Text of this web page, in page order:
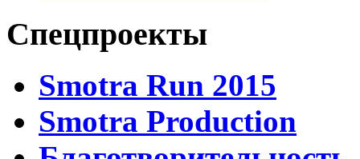
Спецпроекты
Smotra Run 2015
Smotra Production